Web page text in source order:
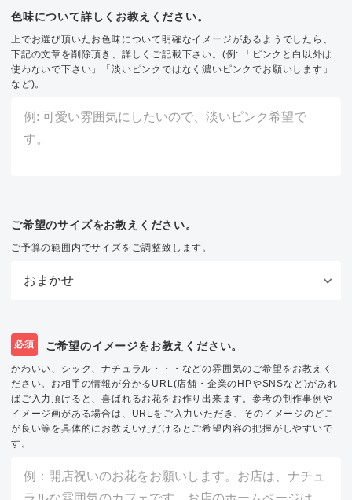
色味について詳しくお教えください。
上でお選び頂いたお色味について明確なイメージがあるようでしたら、
下記の文章を削除頂き、詳しくご記載下さい。(例: 「ピンクと白以外は
使わないで下さい」「淡いピンクではなく濃いピンクでお願いします」
など)。
ご希望のサイズをお教えください。
ご予算の範囲内でサイズをご調整致します。
必須 ご希望のイメージをお教えください。
かわいい、シック、ナチュラル・・・などの雰囲気のご希望をお教えく
ださい。お相手の情報が分かるURL(店舗・企業のHPやSNSなど)があれ
ばご入力頂けると、喜ばれるお花をお作り出来ます。参考の制作事例や
イメージ画がある場合は、URLをご入力いただき、そのイメージのどこ
が良い等を具体的にお教えいただけるとご希望内容の把握がしやすいで
す。